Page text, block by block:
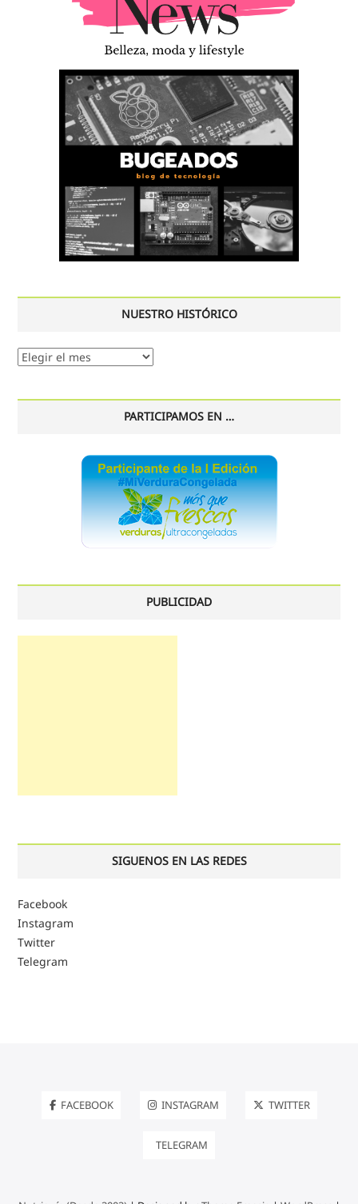
NUESTRO HISTÓRICO
Nuestro
PARTICIPAMOS EN …
PUBLICIDAD
SIGUENOS EN LAS REDES
Facebook
Instagram
Twitter
Telegram
FACEBOOK INSTAGRAM TWITTER
TELEGRAM